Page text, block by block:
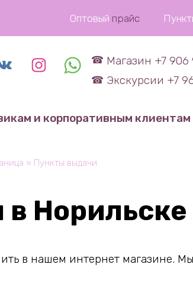
Оптовый прайс
Магазин +7 906
Экскурсии +7
и корпоративным клиентам
» Пункты выдачи
Норильске
в нашем интернет магазине.